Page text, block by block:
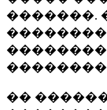
�������.
��